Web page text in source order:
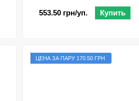
553.50 грн/уп. Купить
ЦЕНА ЗА ПАРУ 170.50 ГРН